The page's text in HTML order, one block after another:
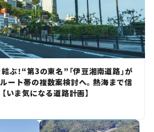
ぶ！“第3の東名”「伊豆湘南道路」が
ート帯の複数案検討へ。熱海まで信
いま気になる道路計画】